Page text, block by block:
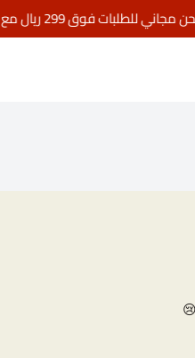
للطلبات فوق 299 ريال مع كود خصم هوفن